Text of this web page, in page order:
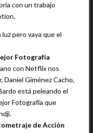
con un trabajo
pero vaya que el
Fotografía
con Netflix nos
Daniel Giménez Cacho,
está peleando el
Fotografía que
de Acción